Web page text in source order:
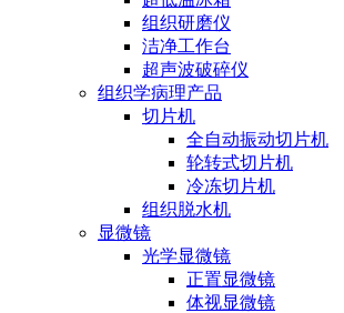
组织研磨仪
洁净工作台
超声波破碎仪
组织学病理产品
切片机
全自动振动切片机
轮转式切片机
冷冻切片机
组织脱水机
显微镜
光学显微镜
正置显微镜
体视显微镜